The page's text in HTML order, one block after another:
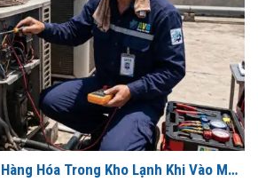
Hóa Trong Kho Lạnh Khi Vào Mùa